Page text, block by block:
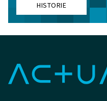
HISTORIE